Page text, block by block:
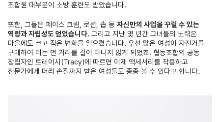
조합원 대부분이 소방 훈련도 받았습니다.
또한, 그들은 페이스 크림, 로션, 솝 등 자신만의 사업을 꾸릴 수 있는
역량과 자립성도 얻었습니다. 그리고 지난 몇 년간 그녀들의 노력은
마을에도 크고 작은 변화를 일으켰습니다. 우선 많은 여성이 자전거를
구매하여 더는 먼 거리를 걸어 다니지 않게 되었죠. 협동조합의 공동
창립자인 트레이시(Tracy)에 따르면 이제 액세서리를 착용하고
전문가에게 머리 손질까지 받은 여성들도 종종 볼 수 있다고 합니다.